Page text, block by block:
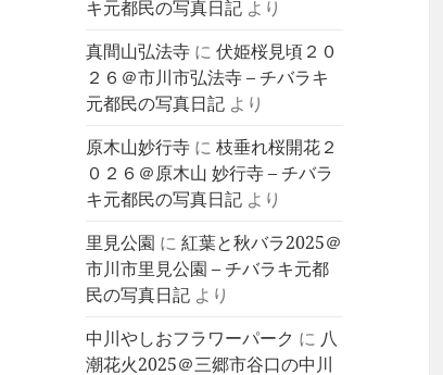
キ元都民の写真日記 より
真間山弘法寺 に伏姫桜見頃２０
２６＠市川市弘法寺 – チバラキ
元都民の写真日記 より
原木山妙行寺 に枝垂れ桜開花２
０２６＠原木山 妙行寺 – チバラ
キ元都民の写真日記 より
里見公園 に紅葉と秋バラ2025＠
市川市里見公園 – チバラキ元都
民の写真日記 より
中川やしおフラワーパーク に 八
潮花火2025＠三郷市谷口の中川